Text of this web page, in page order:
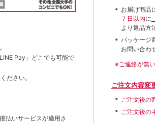
Pay」どこでも可能で
ださい。
払いサービスが適用さ
お届け商品
７日以内に
より返品方
パッケージ
お問い合わ
※ご連絡が無
ご注文内容変
ご注文後の
ご注文後の